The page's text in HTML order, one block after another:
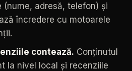
(nume, adresă, telefon) și
încredere cu motoarele
contează. Conținutul
la nivel local și recenziile